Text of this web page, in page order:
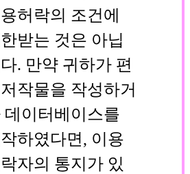
허락의 조건에
받는 것은 아닙
. 만약 귀하가 편
작물을 작성하거
데이터베이스를
하였다면, 이용
자의 통지가 있